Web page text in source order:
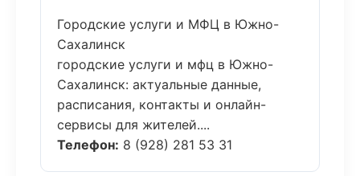
Городские услуги и МФЦ в Южно-
Сахалинск
городские услуги и мфц в Южно-
Сахалинск: актуальные данные,
расписания, контакты и онлайн-
сервисы для жителей....
Телефон: 8 (928) 281 53 31